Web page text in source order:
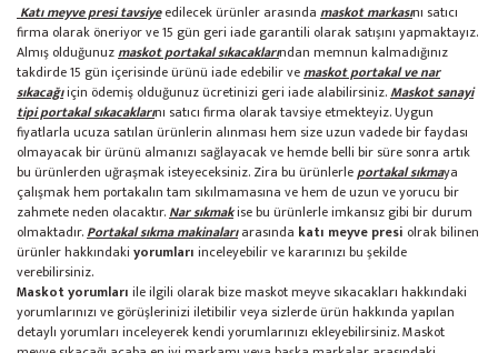
Katı meyve presi tavsiyeedilecek ürünler arasında maskot markasını satıcı
firma olarak öneriyor ve 15 gün geri iade garantili olarak satışını yapmaktayız.
Almış olduğunuzmaskot portakal sıkacaklarından memnun kalmadığınız
takdirde 15 gün içerisinde ürünü iade edebilir vemaskot portakal ve nar
sıkacağıiçin ödemiş olduğunuz ücretinizi geri iade alabilirsiniz.Maskot sanayi
tipi portakal sıkacaklarını satıcı firma olarak tavsiye etmekteyiz. Uygun
fiyatlarla ucuza satılan ürünlerin alınması hem size uzun vadede bir faydası
olmayacak bir ürünü almanızı sağlayacak ve hemde belli bir süre sonra artık
bu ürünlerden uğraşmak isteyeceksiniz. Zira bu ürünlerleportakal sıkmaya
çalışmak hem portakalın tam sıkılmamasına ve hem de uzun ve yorucu bir
zahmete neden olacaktır.Nar sıkmakise bu ürünlerle imkansız gibi bir durum
olmaktadır.Portakal sıkma makinalarıarasında katı meyve presi olrak bilinen
ürünler hakkındaki yorumları inceleyebilir ve kararınızı bu şekilde
verebilirsiniz.
Maskot yorumları ile ilgili olarak bize maskot meyve sıkacakları hakkındaki
yorumlarınızı ve görüşlerinizi iletibilir veya sizlerde ürün hakkında yapılan
detaylı yorumları inceleyerek kendi yorumlarınızı ekleyebilirsiniz. Maskot